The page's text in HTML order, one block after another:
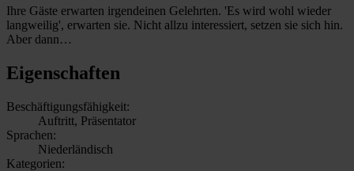
Ihre Gäste erwarten irgendeinen Gelehrten. 'Es wird wohl wieder
langweilig', erwarten sie. Nicht allzu interessiert, setzen sie sich hin.
Aber dann…
Eigenschaften
Beschäftigungsfähigkeit:
Auftritt, Präsentator
Sprachen:
Niederländisch
Kategorien: